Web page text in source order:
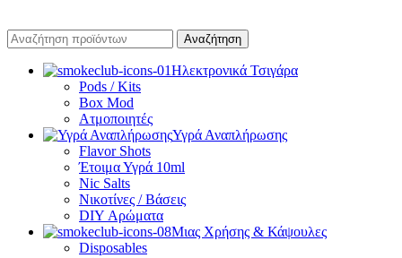
Αναζήτηση
Ηλεκτρονικά Τσιγάρα
Pods / Kits
Box Mod
Ατμοποιητές
Υγρά Αναπλήρωσης
Flavor Shots
Έτοιμα Υγρά 10ml
Nic Salts
Νικοτίνες / Βάσεις
DIY Αρώματα
Μιας Χρήσης & Κάψουλες
Disposables